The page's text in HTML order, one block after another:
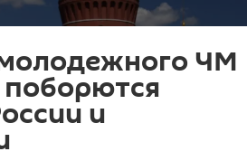
ЧМ
и